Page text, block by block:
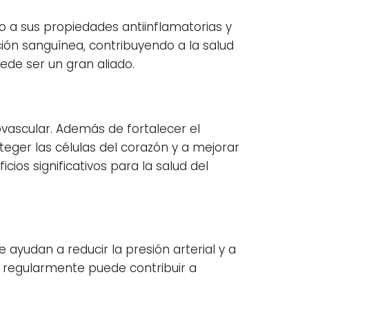
a sus propiedades antiinflamatorias y
sanguínea, contribuyendo a la salud
ser un gran aliado.
Además de fortalecer el
las células del corazón y a mejorar
significativos para la salud del
ayudan a reducir la presión arterial y a
puede contribuir a